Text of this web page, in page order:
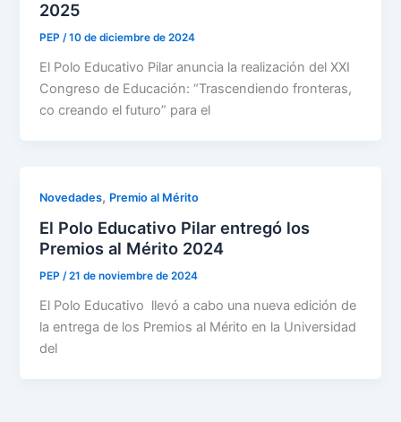
2025
PEP/10 de diciembre de 2024
El Polo Educativo Pilar anuncia la realización del XXI
Congreso de Educación: “Trascendiendo fronteras,
co creando el futuro” para el
Novedades, Premio al Mérito
El Polo Educativo Pilar entregó los
Premios al Mérito 2024
PEP/21 de noviembre de 2024
El Polo Educativo llevó a cabo una nueva edición de
la entrega de los Premios al Mérito en la Universidad
del